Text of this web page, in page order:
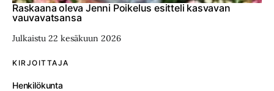
Raskaana oleva Jenni Poikelus esitteli kasvavan
vauvavatsansa
Julkaistu 22 kesäkuun 2026
KIRJOITTAJA
Henkilökunta